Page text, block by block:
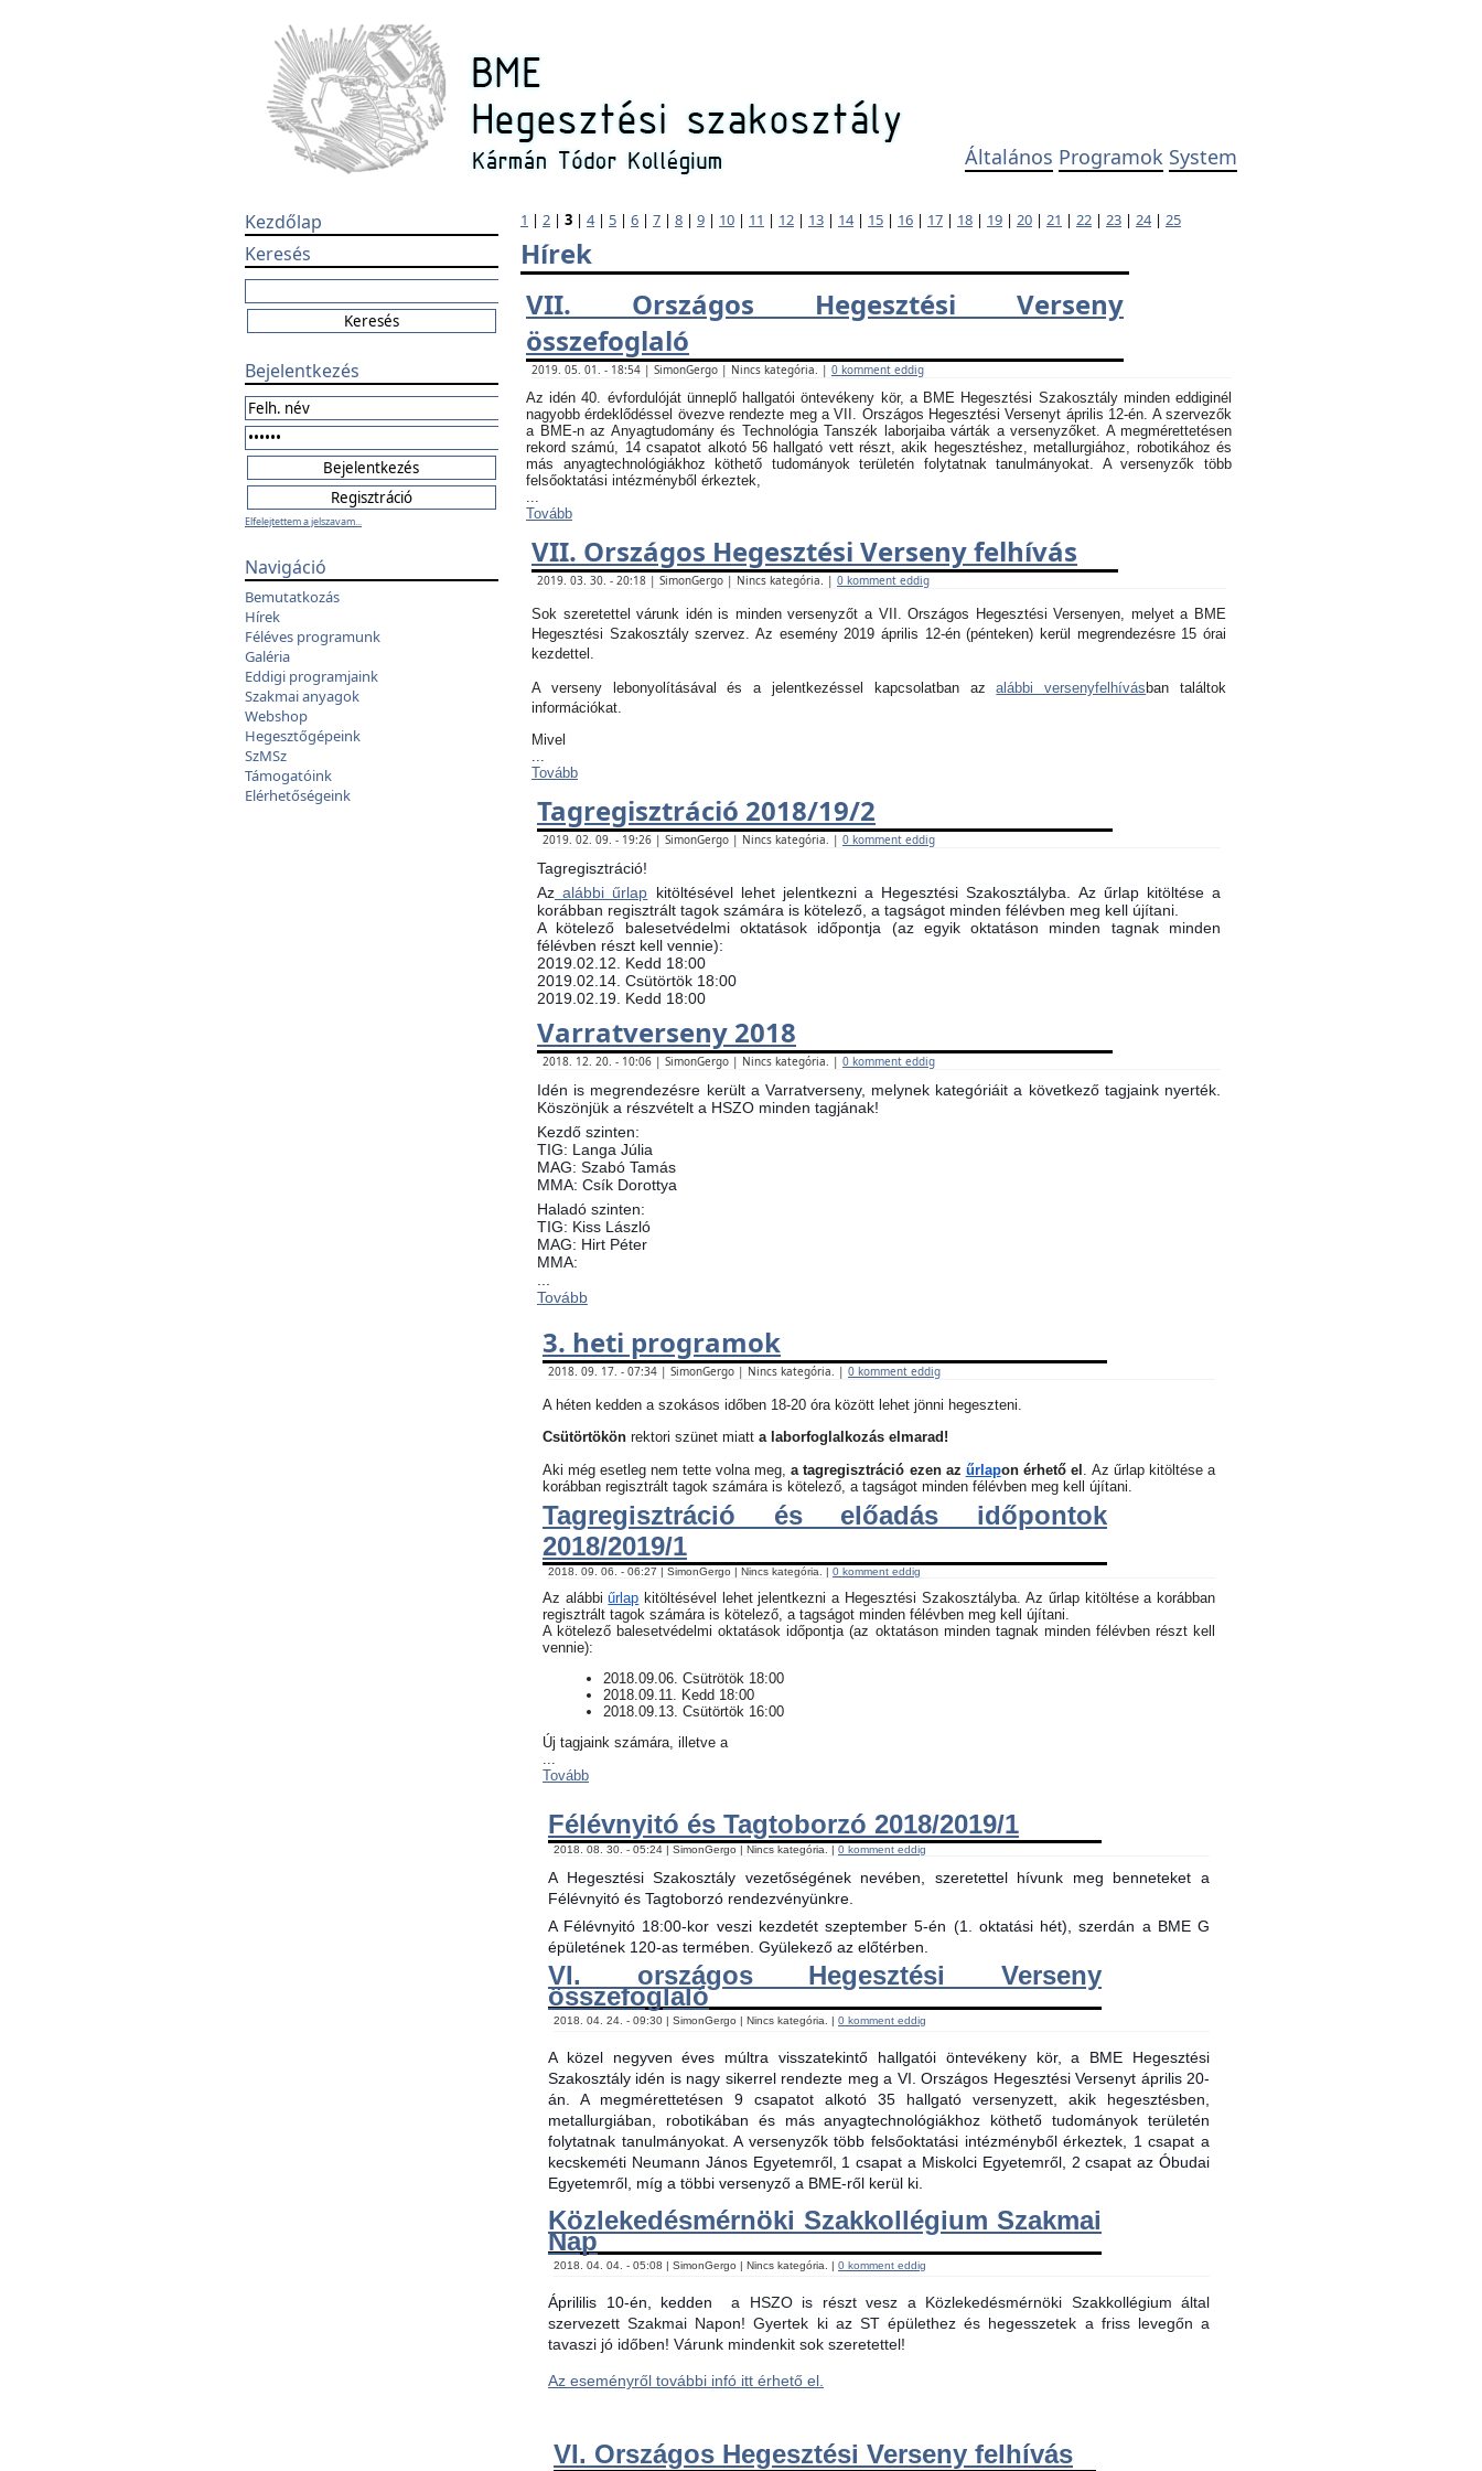
Általános Programok System
Kezdőlap
Keresés
Bejelentkezés
Elfelejtettem a jelszavam...
Navigáció
Bemutatkozás
Hírek
Féléves programunk
Galéria
Eddigi programjaink
Szakmai anyagok
Webshop
Hegesztőgépeink
SzMSz
Támogatóink
Elérhetőségeink
1 | 2 | 3 | 4| 5 | 6 | 7 | 8 | 9 | 10 | 11 | 12 | 13 | 14| 15 | 16 | 17 | 18 | 19 | 20 | 21 | 22 | 23 | 24| 25
Hírek
VII. Országos Hegesztési Verseny
összefoglaló
2019. 05. 01. - 18:54 | SimonGergo | Nincs kategória. | 0 komment eddig
Az idén 40. évfordulóját ünneplő hallgatói öntevékeny kör, a BME Hegesztési Szakosztály minden eddiginél
nagyobb érdeklődéssel övezve rendezte meg a VII. Országos Hegesztési Versenyt április 12-én. A szervezők
a BME-n az Anyagtudomány és Technológia Tanszék laborjaiba várták a versenyzőket. A megmérettetésen
rekord számú, 14 csapatot alkotó 56 hallgató vett részt, akik hegesztéshez, metallurgiához, robotikához és
más anyagtechnológiákhoz köthető tudományok területén folytatnak tanulmányokat. A versenyzők több
felsőoktatási intézményből érkeztek,
...
Tovább
VII. Országos Hegesztési Verseny felhívás
2019. 03. 30. - 20:18 | SimonGergo | Nincs kategória. | 0 komment eddig
Sok szeretettel várunk idén is minden versenyzőt a VII. Országos Hegesztési Versenyen, melyet a BME
Hegesztési Szakosztály szervez. Az esemény 2019 április 12-én (pénteken) kerül megrendezésre 15 órai
kezdettel.
A verseny lebonyolításával és a jelentkezéssel kapcsolatban azalábbi versenyfelhívás ban találtok
információkat.
Mivel
...
Tovább
Tagregisztráció 2018/19/2
2019. 02. 09. - 19:26 | SimonGergo | Nincs kategória. | 0 komment eddig
Tagregisztráció!
Az alábbi űrlap kitöltésével lehet jelentkezni a Hegesztési Szakosztályba. Az űrlap kitöltése a
korábban regisztrált tagok számára is kötelező, a tagságot minden félévben meg kell újítani.
​A kötelező balesetvédelmi oktatások időpontja (az egyik oktatáson minden tagnak minden
félévben részt kell vennie):
​2019.02.12. Kedd 18:00
2019.02.14. Csütörtök 18:00
2019.02.19. Kedd 18:00
Varratverseny 2018
2018. 12. 20. - 10:06 | SimonGergo | Nincs kategória. | 0 komment eddig
Idén is megrendezésre került a Varratverseny, melynek kategóriáit a következő tagjaink nyerték.
Köszönjük a részvételt a HSZO minden tagjának!
Kezdő szinten:
TIG: Langa Júlia
MAG: Szabó Tamás
MMA: Csík Dorottya
Haladó szinten:
TIG: Kiss László
MAG: Hirt Péter
MMA:
Tovább
3. heti programok
2018. 09. 17. - 07:34 | SimonGergo | Nincs kategória. | 0 komment eddig
A héten kedden a szokásos időben 18-20 óra között lehet jönni hegeszteni.
Csütörtökön rektori szünet miatt a laborfoglalkozás elmarad!
Aki még esetleg nem tette volna meg, a tagregisztráció ezen az űrlapon érhető el . Az űrlap kitöltése a
korábban regisztrált tagok számára is kötelező, a tagságot minden félévben meg kell újítani.
Tagregisztráció és előadás időpontok
2018/2019/1
2018. 09. 06. - 06:27 | SimonGergo | Nincs kategória. | 0 komment eddig
Az alábbiűrlap kitöltésével lehet jelentkezni a Hegesztési Szakosztályba. Az űrlap kitöltése a korábban
regisztrált tagok számára is kötelező, a tagságot minden félévben meg kell újítani.
​A kötelező balesetvédelmi oktatások időpontja (az oktatáson minden tagnak minden félévben részt kell
vennie):
​2018.09.06. Csütrötök 18:00
2018.09.11. Kedd 18:00
2018.09.13. Csütörtök 16:00
Új tagjaink számára, illetve a
...
Tovább
Félévnyitó és Tagtoborzó 2018/2019/1
2018. 08. 30. - 05:24 | SimonGergo | Nincs kategória. | 0 komment eddig
A Hegesztési Szakosztály vezetőségének nevében, szeretettel hívunk meg benneteket a
Félévnyitó és Tagtoborzó rendezvényünkre.
A Félévnyitó 18:00-kor veszi kezdetét szeptember 5-én (1. oktatási hét), szerdán a BME G
épületének 120-as termében. Gyülekező az előtérben.
VI. országos Hegesztési Verseny
összefoglaló
2018. 04. 24. - 09:30 | SimonGergo | Nincs kategória. | 0 komment eddig
A közel negyven éves múltra visszatekintő hallgatói öntevékeny kör, a BME Hegesztési
Szakosztály idén is nagy sikerrel rendezte meg a VI. Országos Hegesztési Versenyt április 20-
án. A megmérettetésen 9 csapatot alkotó 35 hallgató versenyzett, akik hegesztésben,
metallurgiában, robotikában és más anyagtechnológiákhoz köthető tudományok területén
folytatnak tanulmányokat. A versenyzők több felsőoktatási intézményből érkeztek, 1 csapat a
kecskeméti Neumann János Egyetemről, 1 csapat a Miskolci Egyetemről, 2 csapat az Óbudai
Egyetemről, míg a többi versenyző a BME-ről kerül ki.
Közlekedésmérnöki Szakkollégium Szakmai
Nap
2018. 04. 04. - 05:08 | SimonGergo | Nincs kategória. | 0 komment eddig
Áprililis 10-én, kedden
a HSZO is részt vesz a Közlekedésmérnöki Szakkollégium által
szervezett Szakmai Napon! Gyertek ki az ST épülethez és hegesszetek a friss levegőn a
tavaszi jó időben! Várunk mindenkit sok szeretettel!
Az eseményről további infó itt érhető el.
VI. Országos Hegesztési Verseny felhívás